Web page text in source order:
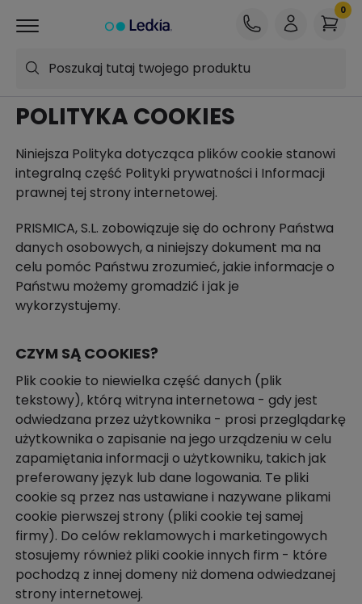
Poszukaj tutaj twojego produktu
POLITYKA COOKIES
Niniejsza Polityka dotycząca plików cookie stanowi
integralną część Polityki prywatności i Informacji
prawnej tej strony internetowej.
PRISMICA, S.L. zobowiązuje się do ochrony Państwa
danych osobowych, a niniejszy dokument ma na
celu pomóc Państwu zrozumieć, jakie informacje o
Państwu możemy gromadzić i jak je
wykorzystujemy.
CZYM SĄ COOKIES?
Plik cookie to niewielka część danych (plik
tekstowy), którą witryna internetowa - gdy jest
odwiedzana przez użytkownika - prosi przeglądarkę
użytkownika o zapisanie na jego urządzeniu w celu
zapamiętania informacji o użytkowniku, takich jak
preferowany język lub dane logowania. Te pliki
cookie są przez nas ustawiane i nazywane plikami
cookie pierwszej strony (pliki cookie tej samej
firmy). Do celów reklamowych i marketingowych
stosujemy również pliki cookie innych firm - które
pochodzą z innej domeny niż domena odwiedzanej
strony internetowej.